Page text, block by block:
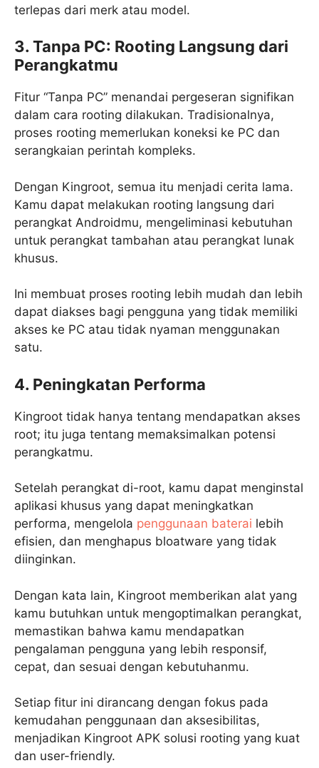
terlepas dari merk atau model.
3. Tanpa PC: Rooting Langsung dari
Perangkatmu
Fitur “Tanpa PC” menandai pergeseran signifikan
dalam cara rooting dilakukan. Tradisionalnya,
proses rooting memerlukan koneksi ke PC dan
serangkaian perintah kompleks.
Dengan Kingroot, semua itu menjadi cerita lama.
Kamu dapat melakukan rooting langsung dari
perangkat Androidmu, mengeliminasi kebutuhan
untuk perangkat tambahan atau perangkat lunak
khusus.
Ini membuat proses rooting lebih mudah dan lebih
dapat diakses bagi pengguna yang tidak memiliki
akses ke PC atau tidak nyaman menggunakan
satu.
4. Peningkatan Performa
Kingroot tidak hanya tentang mendapatkan akses
root; itu juga tentang memaksimalkan potensi
perangkatmu.
Setelah perangkat di-root, kamu dapat menginstal
aplikasi khusus yang dapat meningkatkan
performa, mengelola penggunaan baterai lebih
efisien, dan menghapus bloatware yang tidak
diinginkan.
Dengan kata lain, Kingroot memberikan alat yang
kamu butuhkan untuk mengoptimalkan perangkat,
memastikan bahwa kamu mendapatkan
pengalaman pengguna yang lebih responsif,
cepat, dan sesuai dengan kebutuhanmu.
Setiap fitur ini dirancang dengan fokus pada
kemudahan penggunaan dan aksesibilitas,
menjadikan Kingroot APK solusi rooting yang kuat
dan user-friendly.